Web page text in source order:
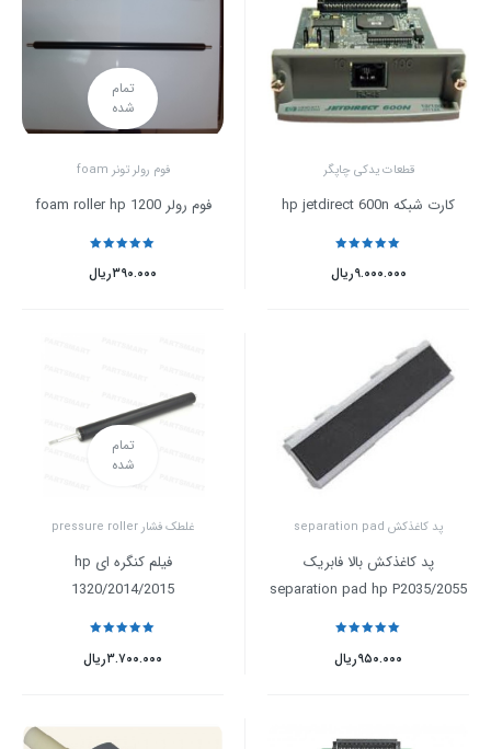
قطعات یدکی چاپگر
کارت شبکه hp jetdirect 600n
ریال۹.۰۰۰.۰۰۰
تمام
شده
فوم رولر تونر foam
فوم رولر foam roller hp 1200
ریال۳۹۰.۰۰۰
پد کاغذکش separation pad
پد کاغذکش بالا فابریک
separation pad hp P2035/2055
ریال۹۵۰.۰۰۰
تمام
شده
غلطک فشار pressure roller
فیلم کنگره ای hp
1320/2014/2015
ریال۳.۷۰۰.۰۰۰